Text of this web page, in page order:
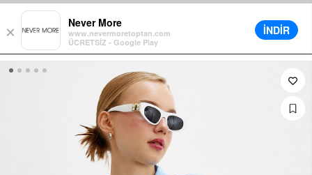
×
Never More
www.nevermoretoptan.com
ÜCRETSİZ - Google Play
İNDİR
Sepette Ek %5 İndirim